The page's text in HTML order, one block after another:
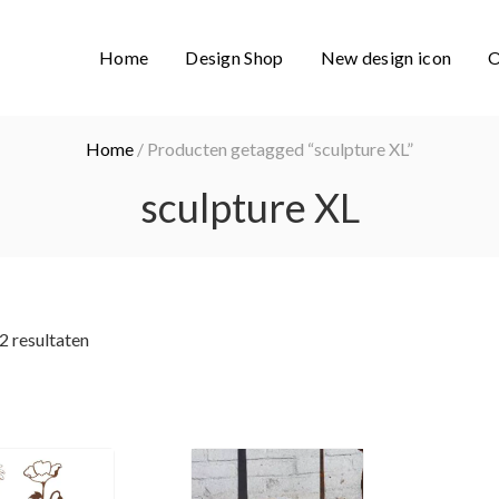
Home Design Shop New design icon
Home / Producten getagged “sculpture XL”
sculpture XL
resultaten